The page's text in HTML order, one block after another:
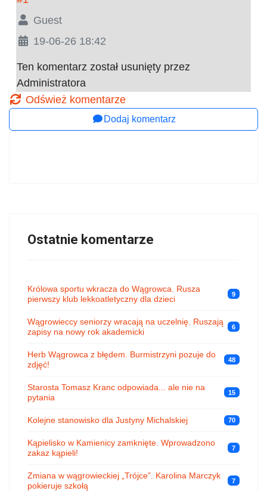
Guest
19-06-26 18:42
Ten komentarz został usunięty przez
Administratora
Odśwież komentarze
Dodaj komentarz
Ostatnie komentarze
Królowa sportu wkracza do Wągrowca. Rusza
pierwszy klub lekkoatletyczny dla dzieci
9
Wągrowieccy seniorzy wracają na uczelnię. Ruszają
zapisy na nowy rok akademicki
6
Herb Wągrowca z błędem. Burmistrzyni pozuje do
zdjęć!
48
Starosta Tomasz Kranc odpowiada... ale nie na
pytania
15
Kolejne stanowisko dla Justyny Michalskiej 70
Kąpielisko w Kamienicy zamknięte. Wprowadzono
zakaz kąpieli!
7
Zmiana w wągrowieckiej „Trójce”. Karolina Marczyk
pokieruje szkołą
7